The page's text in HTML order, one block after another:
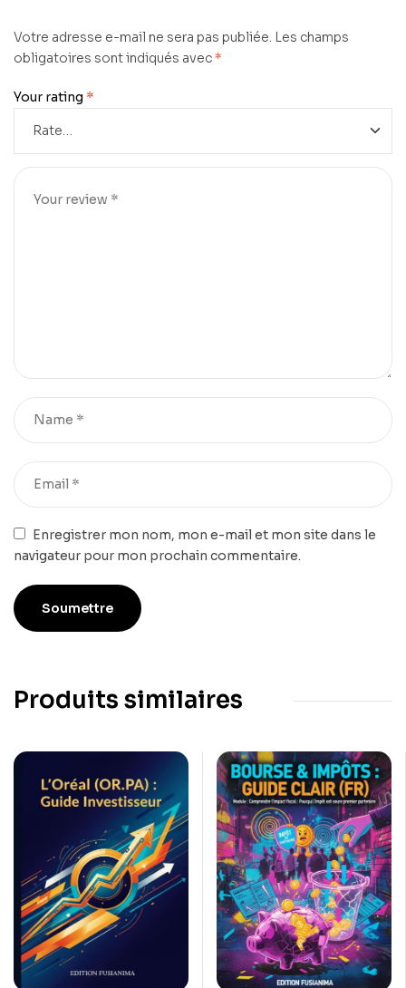
Votre adresse e-mail ne sera pas publiée. Les champs
obligatoires sont indiqués avec*
Your rating *
Enregistrer mon nom, mon e-mail et mon site dans le
navigateur pour mon prochain commentaire.
Produits similaires